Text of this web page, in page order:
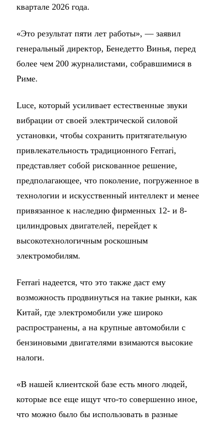
квартале 2026 года.
«Это результат пяти лет работы», — заявил
генеральный директор, Бенедетто Винья, перед
более чем 200 журналистами, собравшимися в
Риме.
Luce, который усиливает естественные звуки
вибрации от своей электрической силовой
установки, чтобы сохранить притягательную
привлекательность традиционного Ferrari,
представляет собой рискованное решение,
предполагающее, что поколение, погруженное в
технологии и искусственный интеллект и менее
привязанное к наследию фирменных 12- и 8-
цилиндровых двигателей, перейдет к
высокотехнологичным роскошным
электромобилям.
Ferrari надеется, что это также даст ему
возможность продвинуться на такие рынки, как
Китай, где электромобили уже широко
распространены, а на крупные автомобили с
бензиновыми двигателями взимаются высокие
налоги.
«В нашей клиентской базе есть много людей,
которые все еще ищут что-то совершенно иное,
что можно было бы использовать в разные